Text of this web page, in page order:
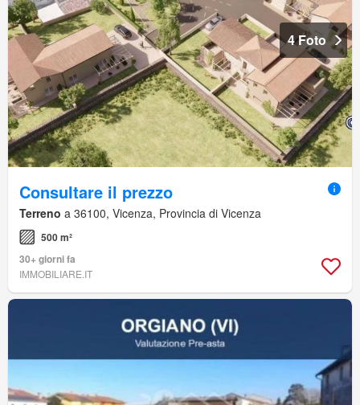
4 Foto
Consultare il prezzo
Terreno a 36100, Vicenza, Provincia di Vicenza
500 m²
30+ giorni fa
IMMOBILIARE.IT